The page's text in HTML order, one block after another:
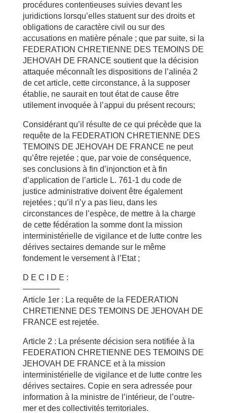
procédures contentieuses suivies devant les
juridictions lorsqu’elles statuent sur des droits et
obligations de caractère civil ou sur des
accusations en matière pénale ; que par suite, si la
FEDERATION CHRETIENNE DES TEMOINS DE
JEHOVAH DE FRANCE soutient que la décision
attaquée méconnaît les dispositions de l’alinéa 2
de cet article, cette circonstance, à la supposer
établie, ne saurait en tout état de cause être
utilement invoquée à l’appui du présent recours;
Considérant qu’il résulte de ce qui précède que la
requête de la FEDERATION CHRETIENNE DES
TEMOINS DE JEHOVAH DE FRANCE ne peut
qu’être rejetée ; que, par voie de conséquence,
ses conclusions à fin d’injonction et à fin
d’application de l’article L. 761-1 du code de
justice administrative doivent être également
rejetées ; qu’il n’y a pas lieu, dans les
circonstances de l’espèce, de mettre à la charge
de cette fédération la somme dont la mission
interministérielle de vigilance et de lutte contre les
dérives sectaires demande sur le même
fondement le versement à l’Etat ;
D E C I D E :
————–
Article 1er : La requête de la FEDERATION
CHRETIENNE DES TEMOINS DE JEHOVAH DE
FRANCE est rejetée.
Article 2 : La présente décision sera notifiée à la
FEDERATION CHRETIENNE DES TEMOINS DE
JEHOVAH DE FRANCE et à la mission
interministérielle de vigilance et de lutte contre les
dérives sectaires. Copie en sera adressée pour
information à la ministre de l’intérieur, de l’outre-
mer et des collectivités territoriales.